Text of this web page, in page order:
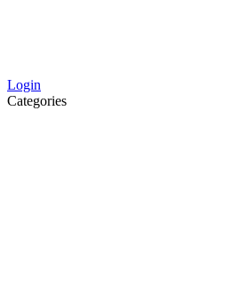
Login
Categories